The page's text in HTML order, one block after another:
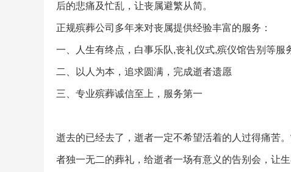
后的悲痛及忙乱，让丧属避繁从简。
正规殡葬公司多年来对丧属提供经验丰富的服务：
一、人生有终点，白事乐队,丧礼仪式,殡仪馆告别等服
二、以人为本，追求圆满，完成逝者遗愿
三、专业殡葬诚信至上，服务第一
逝去的已经去了，逝者一定不希望活着的人过得痛苦
者独一无二的葬礼，给逝者一场有意义的告别会，让